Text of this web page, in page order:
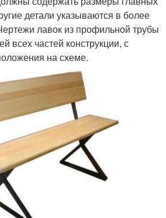
детали указываются в более
лавок из профильной трубы
всех частей конструкции, с
на схеме.